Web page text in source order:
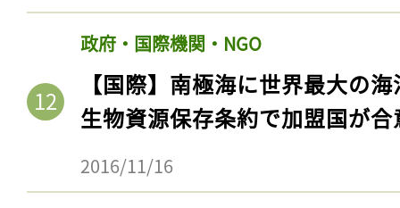
政府・国際機関・NGO
【国際】南極海に世界最大の
生物資源保存条約で加盟国が合
2016/11/16